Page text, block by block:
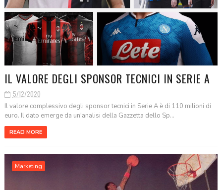
IL VALORE DEGLI SPONSOR TECNICI IN SERIE A
5/12/2020
Il valore complessivo degli sponsor tecnici in Serie A è di 110 milioni di
euro. Il dato emerge da un'analisi della Gazzetta dello Sp...
READ MORE
Marketing